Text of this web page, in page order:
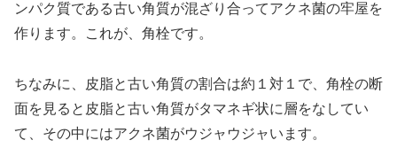
ンパク質である古い角質が混ざり合ってアクネ菌の牢屋を
作ります。これが、角栓です。
ちなみに、皮脂と古い角質の割合は約１対１で、角栓の断
面を見ると皮脂と古い角質がタマネギ状に層をなしてい
て、その中にはアクネ菌がウジャウジャいます。